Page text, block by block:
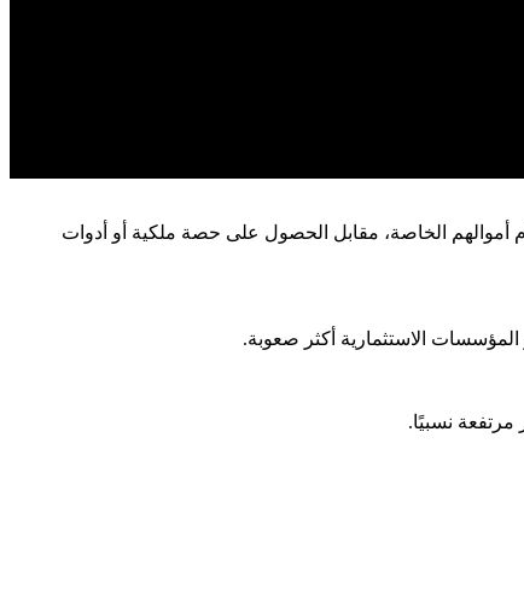
أموالهم الخاصة، مقابل الحصول على حصة ملكية أو أدوات
الاستثمارية أكثر صعوبة.
نسبيًا.